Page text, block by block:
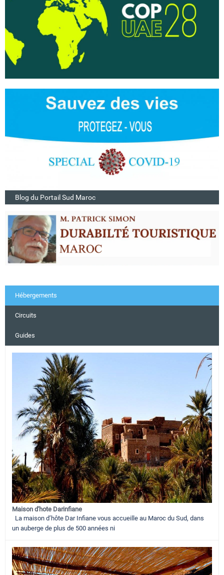
Blog du Portail Sud Maroc
Hébergements
Circuits
Guides
Maison d'hote Darinfiane
La maison d’hôte Dar Infiane vous accueille au Maroc du Sud, dans
un auberge de plus de 500 années ni